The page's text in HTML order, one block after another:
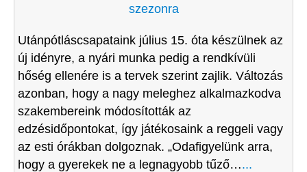
szezonra
Utánpótláscsapataink július 15. óta készülnek az
új idényre, a nyári munka pedig a rendkívüli
hőség ellenére is a tervek szerint zajlik. Változás
azonban, hogy a nagy meleghez alkalmazkodva
szakembereink módosították az
edzésidőpontokat, így játékosaink a reggeli vagy
az esti órákban dolgoznak. „Odafigyelünk arra,
hogy a gyerekek ne a legnagyobb tűző…...